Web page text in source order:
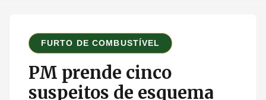
FURTO DE COMBUSTÍVEL
PM prende cinco
suspeitos de esquema